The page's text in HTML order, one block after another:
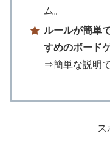
ム。
ルールが簡単
すめのボード
⇒簡単な説明
ス